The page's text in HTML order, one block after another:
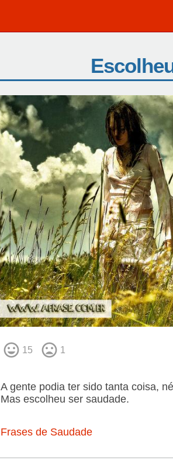
15 1
A gente podia ter sido tanta coisa,
Mas escolheu ser saudade.
Frases de Saudade